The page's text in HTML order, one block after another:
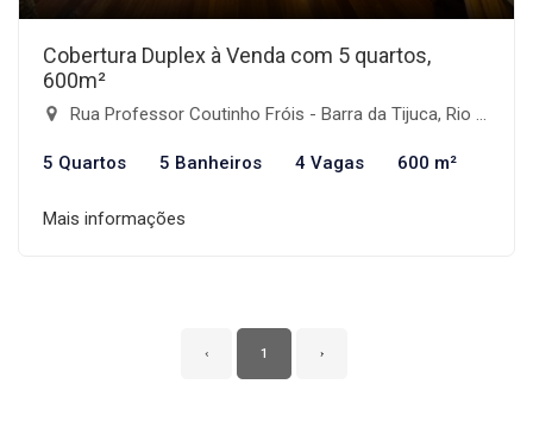
Cobertura Duplex à Venda com 5 quartos,
600m²
Rua Professor Coutinho Fróis - Barra da Tijuca, Rio de Janeiro-RJ
5 Quartos 5 Banheiros 4 Vagas 600 m²
Mais informações
‹ 1 ›